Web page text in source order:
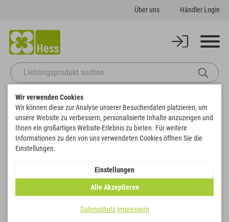
Über uns Händler Login
Startseite Themenwelten
Engel auf Fuß mit 210 LED´s und Timer
Zurück zur Artikelübersicht
NEU
Wir verwenden Cookies
Wir können diese zur Analyse unserer Besucherdaten platzieren, um
unsere Website zu verbessern, personalisierte Inhalte anzuzeigen und
Ihnen ein großartiges Website-Erlebnis zu bieten. Für weitere
Informationen zu den von uns verwendeten Cookies öffnen Sie die
Einstellungen.
Einstellungen
Alle Akzeptieren
Datenschutz Impressum